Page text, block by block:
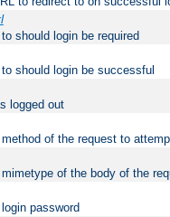
should login be required
should login be successful
logged out
of the request to
of the body of the
password